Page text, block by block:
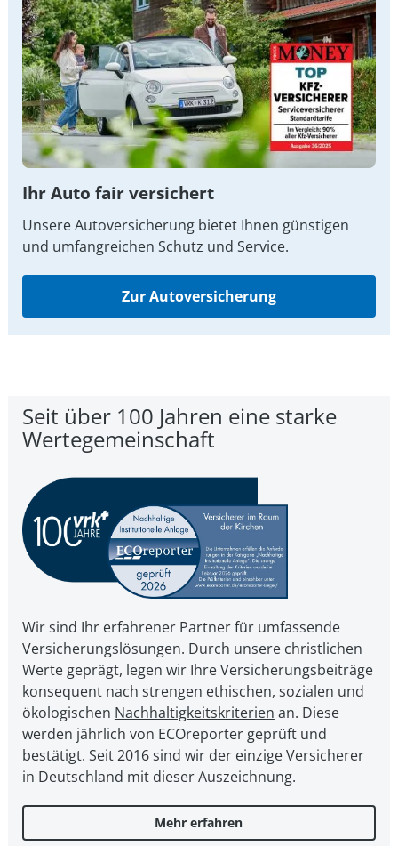
Ihr Auto fair versichert
Unsere Autoversicherung bietet Ihnen günstigen
und umfangreichen Schutz und Service.
Zur Autoversicherung
Seit über 100 Jahren eine starke
Wertegemeinschaft
Wir sind Ihr erfahrener Partner für umfassende
Versicherungslösungen. Durch unsere christ­li­chen
Werte geprägt, legen wir Ihre Ver­si­che­rungs­bei­trä­ge
kon­se­quent nach strengen ethischen, sozialen und
öko­lo­gi­schen Nach­hal­tig­keits­kri­te­ri­en an. Diese
werden jährlich von ECOreporter geprüft und
bestätigt. Seit 2016 sind wir der einzige Versicherer
in Deutschland mit dieser Auszeichnung.
Mehr erfahren